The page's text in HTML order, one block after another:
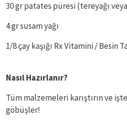
30 gr patates püresi (tereyağı
4 gr susam yağı
1/8 çay kaşığı Rx Vitamini / Besin
Nasıl Hazırlanır?
Tüm malzemeleri karıştırın ve
göbüşler!